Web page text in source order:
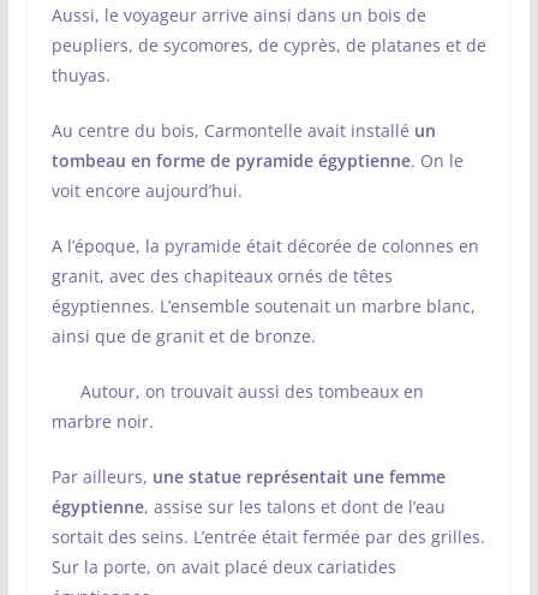
Aussi, le voyageur arrive ainsi dans un bois de
peupliers, de sycomores, de cyprès, de platanes et de
thuyas.
Au centre du bois, Carmontelle avait installé un
tombeau en forme de pyramide égyptienne. On le
voit encore aujourd’hui.
A l’époque, la pyramide était décorée de colonnes en
granit, avec des chapiteaux ornés de têtes
égyptiennes. L’ensemble soutenait un marbre blanc,
ainsi que de granit et de bronze.
Autour, on trouvait aussi des tombeaux en
marbre noir.
Par ailleurs, une statue représentait une femme
égyptienne, assise sur les talons et dont de l’eau
sortait des seins. L’entrée était fermée par des grilles.
Sur la porte, on avait placé deux cariatides